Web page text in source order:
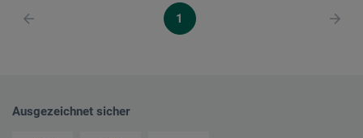
1
Ausgezeichnet sicher